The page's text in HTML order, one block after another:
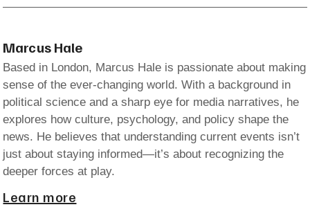
Marcus Hale
Based in London, Marcus Hale is passionate about making
sense of the ever-changing world. With a background in
political science and a sharp eye for media narratives, he
explores how culture, psychology, and policy shape the
news. He believes that understanding current events isn’t
just about staying informed—it’s about recognizing the
deeper forces at play.
Learn more